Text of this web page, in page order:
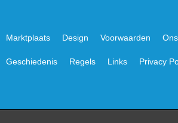
Marktplaats Design Voorwaarden
Geschiedenis Regels Links Privacy